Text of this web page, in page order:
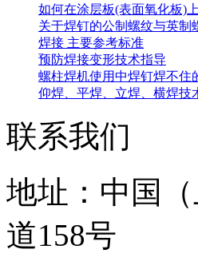
如何在涂层板(表面氧化板)上
关于焊钉的公制螺纹与英制
焊接 主要参考标准
预防焊接变形技术指导
螺柱焊机使用中焊钉焊不住
仰焊、平焊、立焊、横焊技
联系我们
地址：中国
道158号